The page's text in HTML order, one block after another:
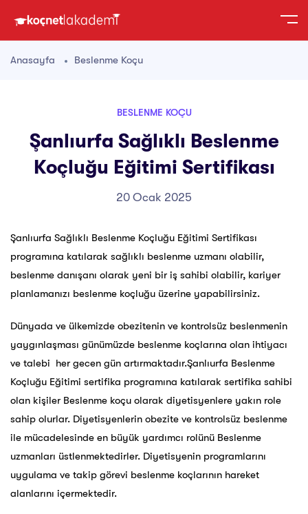
Anasayfa Beslenme Koçu
BESLENME KOÇU
Şanlıurfa Sağlıklı Beslenme
Koçluğu Eğitimi Sertifikası
20 Ocak 2025
Şanlıurfa Sağlıklı Beslenme Koçluğu Eğitimi Sertifikası
programına katılarak sağlıklı beslenme uzmanı olabilir,
beslenme danışanı olarak yeni bir iş sahibi olabilir, kariyer
planlamanızı beslenme koçluğu üzerine yapabilirsiniz.
Dünyada ve ülkemizde obezitenin ve kontrolsüz beslenmenin
yaygınlaşması günümüzde beslenme koçlarına olan ihtiyacı
ve talebi her gecen gün artırmaktadır.Şanlıurfa Beslenme
Koçluğu Eğitimi sertifika programına katılarak sertifika sahibi
olan kişiler Beslenme koçu olarak diyetisyenlere yakın role
sahip olurlar. Diyetisyenlerin obezite ve kontrolsüz beslenme
ile mücadelesinde en büyük yardımcı rolünü Beslenme
uzmanları üstlenmektedirler. Diyetisyenin programlarını
uygulama ve takip görevi beslenme koçlarının hareket
alanlarını içermektedir.